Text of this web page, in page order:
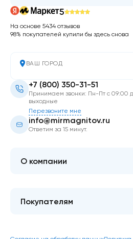
ВАШ ГОРОД
+7 (800) 350-31-51
Принимаем звонки: Пн-Пт с 09:00
выходные
Перезвоните мне
info@mirmagnitov.ru
Ответим за 15 минут.
Покупателям
О компании
5
На основе 5434 отзывов
98% покупателей купили бы здесь снова